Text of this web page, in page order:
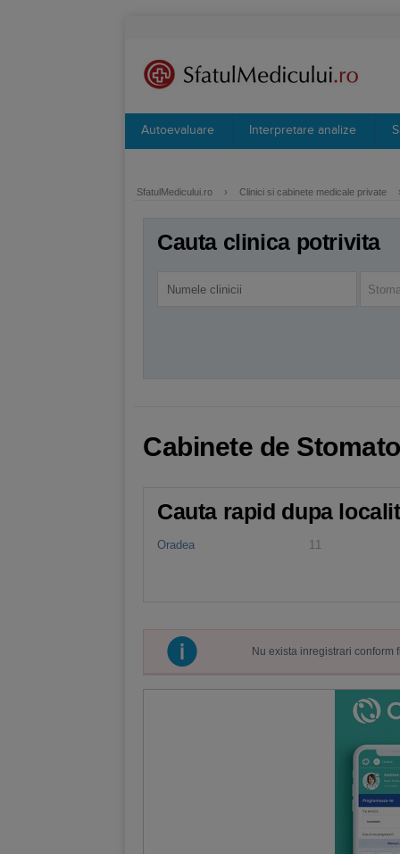
Autoevaluare Interpretare analize
SfatulMedicului.ro › Clinici si cabinete medicale private
Cauta clinica potrivita
Cabinete de
Cauta rapid dupa
Oradea 11
Nu exista inregistrari